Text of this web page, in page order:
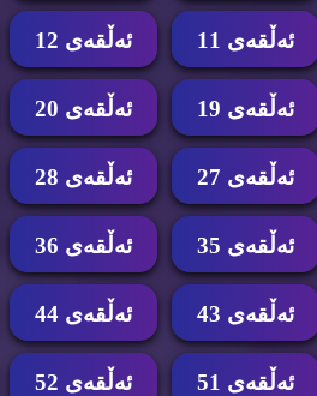
ئه‌ڵقه‌ی 11 ئه‌ڵقه‌ی 12
ئه‌ڵقه‌ی 19 ئه‌ڵقه‌ی 20
ئه‌ڵقه‌ی 27 ئه‌ڵقه‌ی 28
ئه‌ڵقه‌ی 35 ئه‌ڵقه‌ی 36
ئه‌ڵقه‌ی 43 ئه‌ڵقه‌ی 44
ئه‌ڵقه‌ی 51 ئه‌ڵقه‌ی 52